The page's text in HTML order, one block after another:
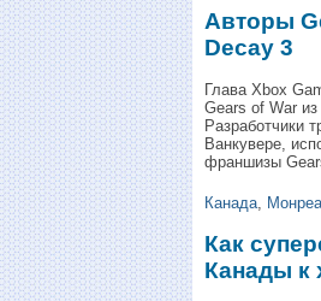
Авторы
Decay 3
Глава Xbox
Gears of War
Разработчики
Ванкувере,
франшизы
Канада,
Как
Канады к